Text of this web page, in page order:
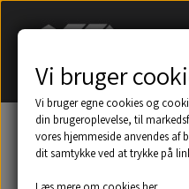
Søg på
Vi bruger
Vi bruger egne cookies og
din brugeroplevelse, til
vores hjemmeside anvendes af
dit samtykke ved at trykke på